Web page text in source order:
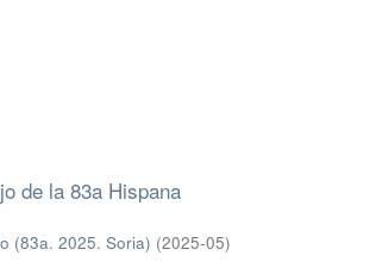
de la 83a Hispana
(83a. 2025. Soria) (2025-05)